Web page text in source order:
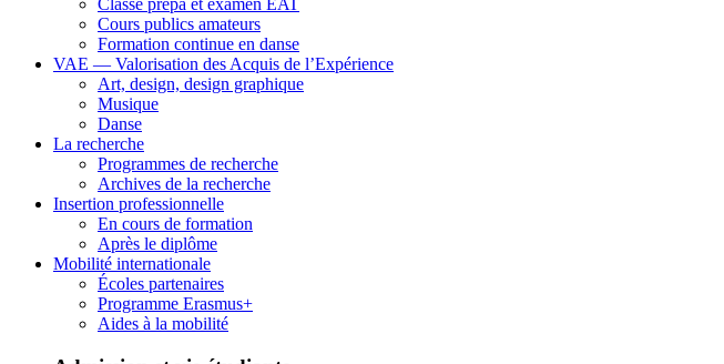
Cours publics amateurs
Formation continue en danse
VAE — Valorisation des Acquis de l’Expérience
Art, design, design graphique
Musique
Danse
La recherche
Programmes de recherche
Archives de la recherche
Insertion professionnelle
En cours de formation
Après le diplôme
Mobilité internationale
Écoles partenaires
Programme Erasmus+
Aides à la mobilité